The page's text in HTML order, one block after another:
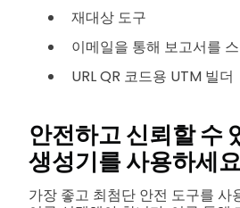
재대상 도구
이메일을 통해 보고서를
URL QR 코드용 UTM 빌더
안전하고 신뢰할 수
생성기를 사용하세
가장 좋고 최첨단 안전 도구를 사